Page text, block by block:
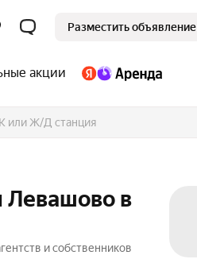
Разместить объявление
акции
Левашово в
и собственников